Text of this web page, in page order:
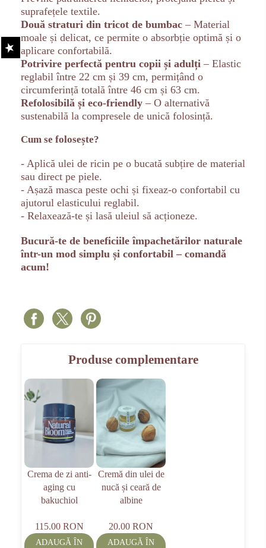
suprafețele textile.
Două straturi din tricot de bumbac – Material
moale și delicat, ce permite o absorbție optimă și o
aplicare confortabilă.
Potrivire perfectă pentru copii și adulți – Elastic
reglabil între 22 cm și 39 cm, permițând o
circumferință totală între 46 cm și 63 cm.
Refolosibilă și eco-friendly – O alternativă
sustenabilă la compresele de unică folosință.
Cum se folosește?
- Aplică ulei de ricin pe o bucată subțire de material
sau direct pe piele.
- Așază masca peste ochi și fixeaz-o confortabil cu
ajutorul elasticului reglabil.
- Relaxează-te și lasă uleiul să acționeze.
Bucură-te de beneficiile împachetărilor naturale
într-un mod simplu și confortabil – comandă
acum!
Produse complementare
Crema de zi anti-
aging cu
bakuchiol
115.00 RON
ADAUGĂ ÎN
Cremă din ulei de
nucă și ceară de
albine
20.00 RON
ADAUGĂ ÎN